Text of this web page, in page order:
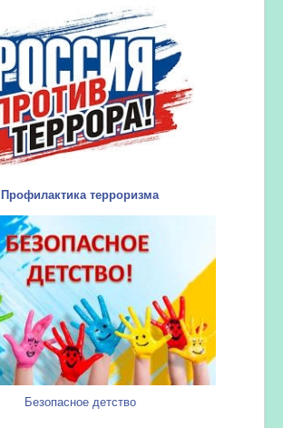
Профилактика терроризма
Безопасное детство